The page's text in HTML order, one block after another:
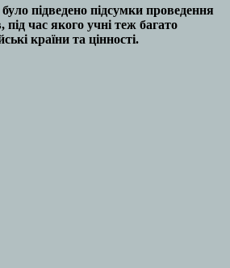
підведено підсумки проведення
час якого учні теж багато
країни та цінності.